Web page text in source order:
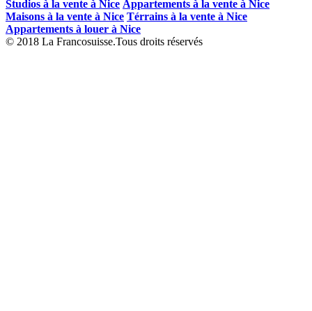
Studios à la vente à Nice Appartements à la vente à Nice
Maisons à la vente à Nice Térrains à la vente à Nice
Appartements à louer à Nice
© 2018 La Francosuisse.Tous droits réservés